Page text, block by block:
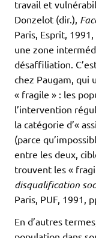
travail et
Donzelot (dir.),
Paris, Esprit,
une zone
désaffiliation.
chez Paugam, qui
« fragile » : les
l’intervention
la catégorie d’«
(parce
entre les deux,
trouvent les «
disqualification
Paris, PUF, 1991,
En d’autres